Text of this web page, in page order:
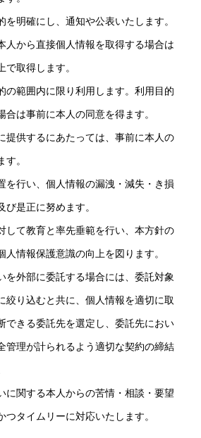
明確にし、通知や公表いたします。
人から直接個人情報を取得する場合は
取得します。
の範囲内に限り利用します。利用目的
合は事前に本人の同意を得ます。
提供するにあたっては、事前に本人の
。
を行い、個人情報の漏洩・減失・き損
是正に努めます。
して教育と率先垂範を行い、本方針の
人情報保護意識の向上を図ります。
を外部に委託する場合には、委託対象
絞り込むと共に、個人情報を適切に取
できる委託先を選定し、委託先におい
管理が計られるよう適切な契約の締結
に関する本人からの苦情・相談・要望
つタイムリーに対応いたします。